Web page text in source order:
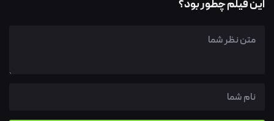
این فیلم چطور بود؟